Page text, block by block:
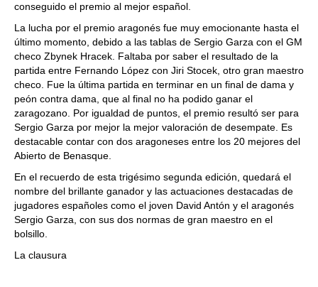
conseguido el premio al mejor español.
La lucha por el premio aragonés fue muy emocionante hasta el
último momento, debido a las tablas de Sergio Garza con el GM
checo Zbynek Hracek. Faltaba por saber el resultado de la
partida entre Fernando López con Jiri Stocek, otro gran maestro
checo. Fue la última partida en terminar en un final de dama y
peón contra dama, que al final no ha podido ganar el
zaragozano. Por igualdad de puntos, el premio resultó ser para
Sergio Garza por mejor la mejor valoración de desempate. Es
destacable contar con dos aragoneses entre los 20 mejores del
Abierto de Benasque.
En el recuerdo de esta trigésimo segunda edición, quedará el
nombre del brillante ganador y las actuaciones destacadas de
jugadores españoles como el joven David Antón y el aragonés
Sergio Garza, con sus dos normas de gran maestro en el
bolsillo.
La clausura